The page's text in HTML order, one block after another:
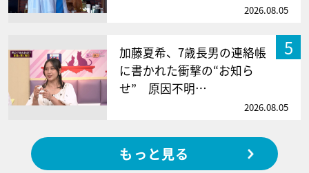
2026.08.05
5
加藤夏希、7歳長男の連絡帳
に書かれた衝撃の“お知ら
せ” 原因不明…
2026.08.05
もっと見る